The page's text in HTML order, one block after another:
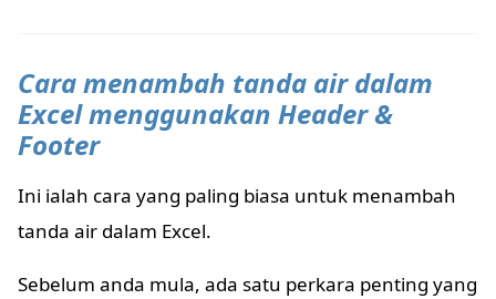
Cara menambah tanda air dalam
Excel menggunakan Header &
Footer
Ini ialah cara yang paling biasa untuk menambah
tanda air dalam Excel.
Sebelum anda mula, ada satu perkara penting yang